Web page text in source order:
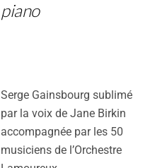
piano
Serge Gainsbourg sublimé
par la voix de Jane Birkin
accompagnée par les 50
musiciens de l’Orchestre